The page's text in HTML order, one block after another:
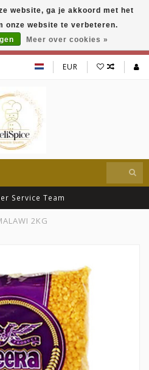
Indian grocery shop with
Suhana, DeliSpice
more !!!
EUR
Service Team
2KG
website, ga je akkoord met het
onze website te verbeteren.
Meer over cookies »